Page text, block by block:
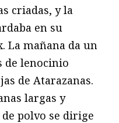
criadas, y la
en su
La mañana da un
de lenocinio
de Atarazanas.
largas y
polvo se dirige